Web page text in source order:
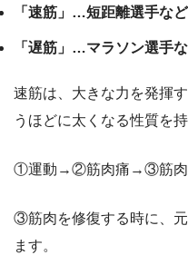
「速筋」…短距離選手な
「遅筋」…マラソン選手
速筋は、大きな力を発揮
うほどに太くなる性質を
①運動→②筋肉痛→③筋肉
③筋肉を修復する時に、
ます。